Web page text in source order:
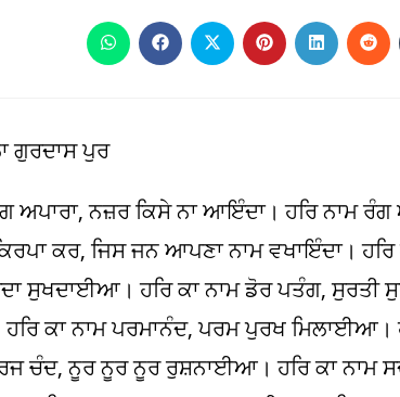
Opens
in
Opens
in
Opens
in
Opens
in
Opens
in in
ਗੁਰਦਾਸ ਪੁਰ
ਅਪਾਰਾ, ਨਜ਼ਰ ਕਿਸੇ ਨਾ ਆਇੰਦਾ। ਹਰਿ ਨਾਮ
ਕਰ, ਜਿਸ ਜਨ ਆਪਣਾ ਨਾਮ ਵਖਾਇੰਦਾ।
ਸੁਖਦਾਈਆ। ਹਰਿ ਕਾ ਨਾਮ ਡੋਰ ਪਤੰਗ, ਸੁਰਤੀ
ਕਾ ਨਾਮ ਪਰਮਾਨੰਦ, ਪਰਮ ਪੁਰਖ ਮਿਲਾਈਆ।
ਚੰਦ, ਨੂਰ ਨੂਰ ਨੂਰ ਰੁਸ਼ਨਾਈਆ। ਹਰਿ ਕਾ ਨਾਮ